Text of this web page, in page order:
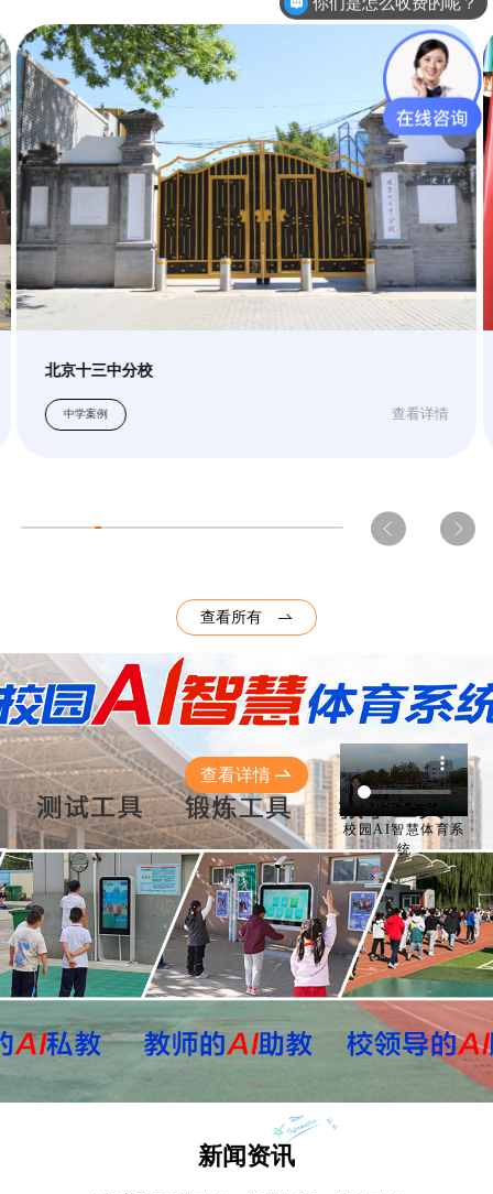
北京市第一幼儿园
幼儿园案例 查看详情
查看所有
查看详情
校园AI智慧体育系
统
新闻资讯